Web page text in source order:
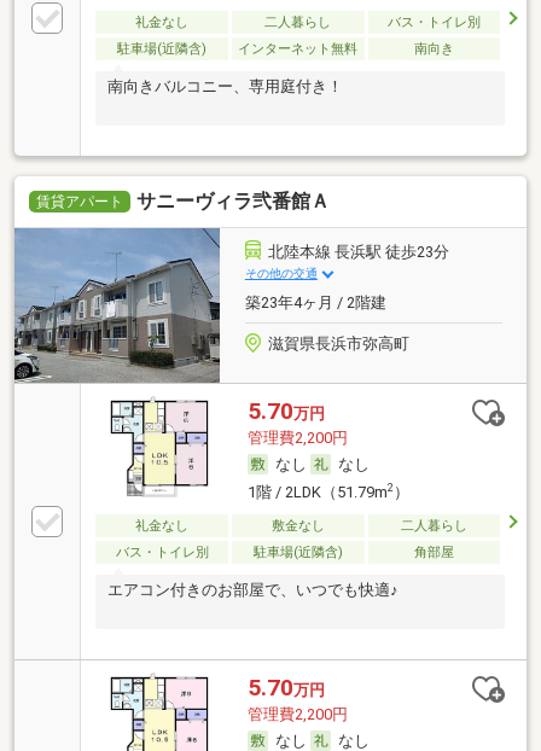
礼金なし 二人暮らし
バス・トイレ別
駐車場(近隣含)
インターネット無料 南向き
南向きバルコニー、専用庭付き！
賃貸アパート サニーヴィラ弐番館Ａ
北陸本線 長浜駅 徒歩23分
その他の交通
築23年4ヶ月 / 2階建
滋賀県長浜市弥高町
5.70万円
管理費2,200円
なし
なし
1階 / 2LDK（51.79m2）
礼金なし 敷金なし
二人暮らし
バス・トイレ別
駐車場(近隣含) 角部屋
エアコン付きのお部屋で、いつでも快適♪
5.70万円
管理費2,200円
なし
なし